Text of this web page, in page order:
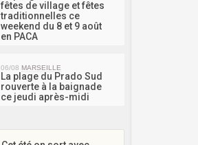
fêtes de village et fêtes
traditionnelles ce
weekend du 8 et 9 août
en PACA
06/08 MARSEILLE
La plage du Prado Sud
rouverte à la baignade
ce jeudi après-midi